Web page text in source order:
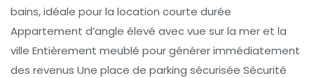
bains, idéale pour la location courte durée
Appartement d’angle élevé avec vue sur la mer et la
ville Entièrement meublé pour générer immédiatement
des revenus Une place de parking sécurisée Sécurité